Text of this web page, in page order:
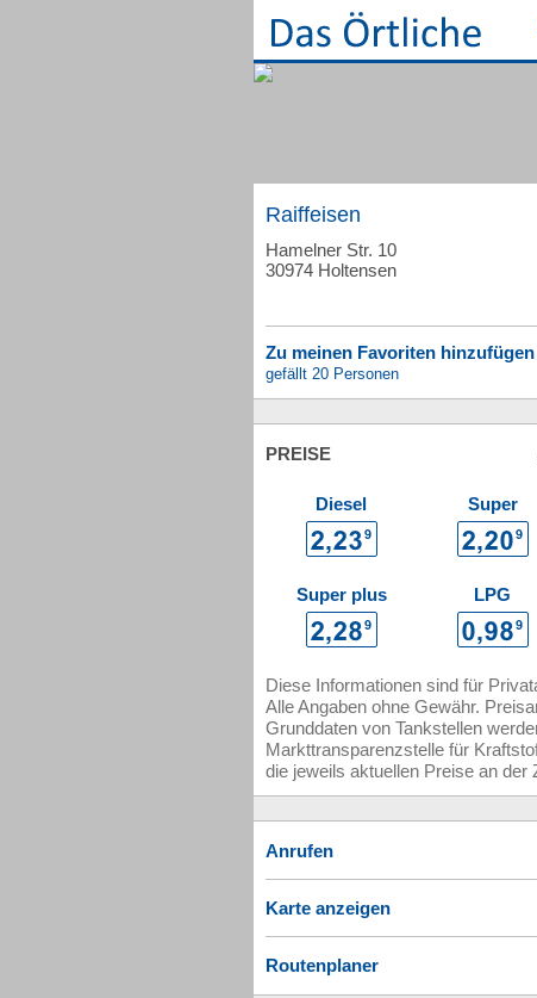
Raiffeisen
Hamelner Str. 10
30974 Holtensen
Zu meinen Favoriten hinzufügen
gefällt 20 Personen
PREISE
Diesel Super
Super plus LPG
Diese Informationen sind für
Alle Angaben ohne Gewähr.
Grunddaten von Tankstellen
Markttransparenzstelle für
die jeweils aktuellen Preise an der
Anrufen
Karte anzeigen
Routenplaner